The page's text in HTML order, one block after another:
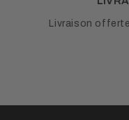
Livraison